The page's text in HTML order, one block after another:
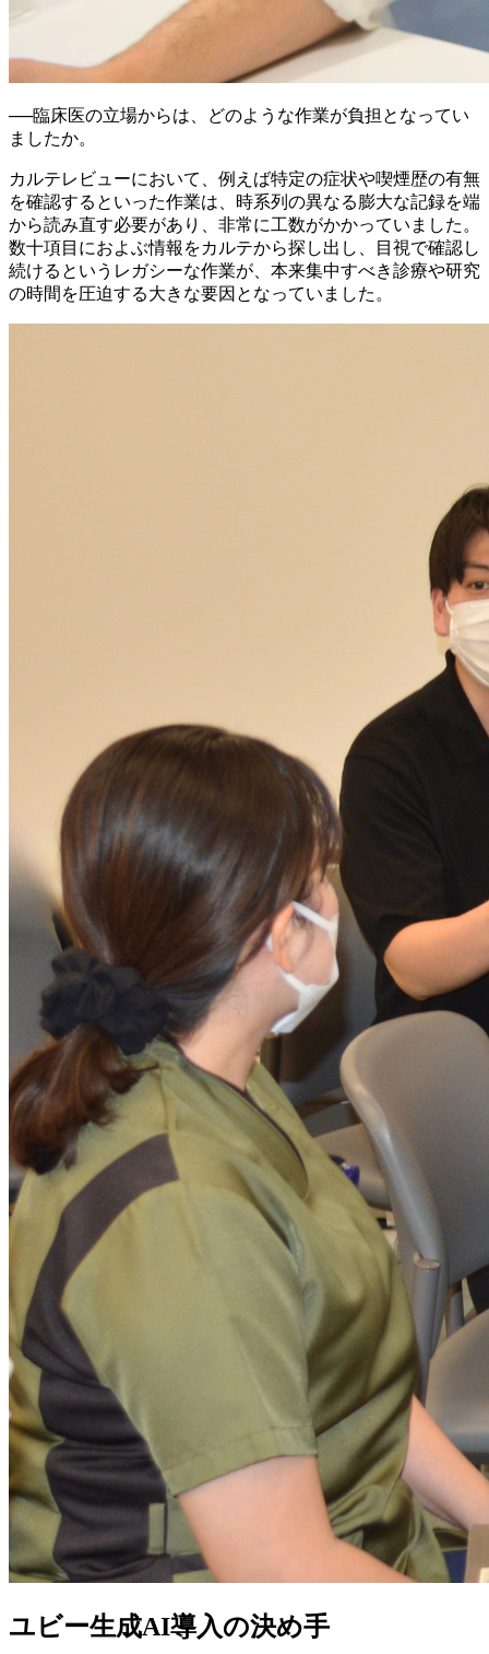
──臨床医の立場からは、どのような作業が負担となってい
ましたか。
カルテレビューにおいて、例えば特定の症状や喫煙歴の有無
を確認するといった作業は、時系列の異なる膨大な記録を端
から読み直す必要があり、非常に工数がかかっていました。
数十項目におよぶ情報をカルテから探し出し、目視で確認し
続けるというレガシーな作業が、本来集中すべき診療や研究
の時間を圧迫する大きな要因となっていました。
ユビー生成AI導入の決め手